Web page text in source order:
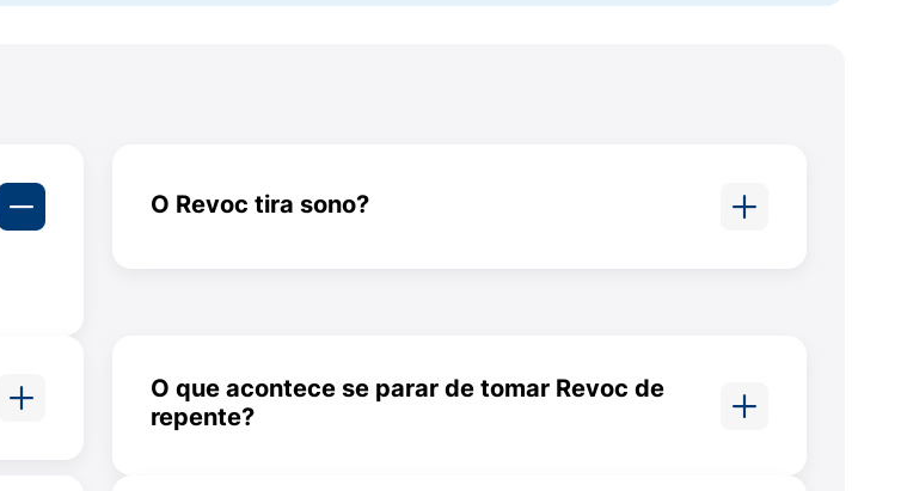
de água. Os comprimidos podem ser partidos ao meio em duas partes iguais, se
ou 100 mg, antes de dormir. O médico responsável pode aumentar a dose
O Revoc tira sono?
O que acontece se parar de tomar Revoc de
repente?